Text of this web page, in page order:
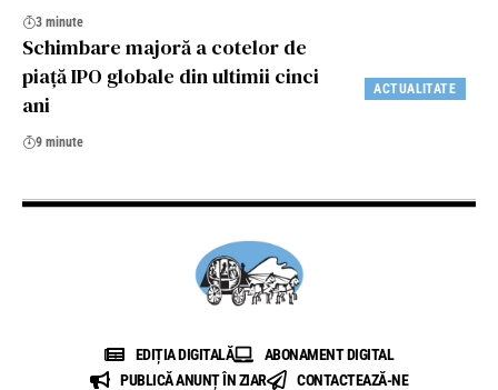
3 minute
ACTUALITATE
Schimbare majoră a cotelor de
piață IPO globale din ultimii cinci
ani
9 minute
EDIȚIA DIGITALĂ
ABONAMENT DIGITAL
PUBLICĂ ANUNȚ ÎN ZIAR
CONTACTEAZĂ-NE